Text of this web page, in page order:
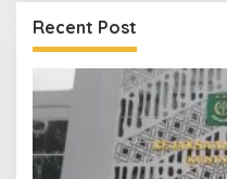
Recent Post